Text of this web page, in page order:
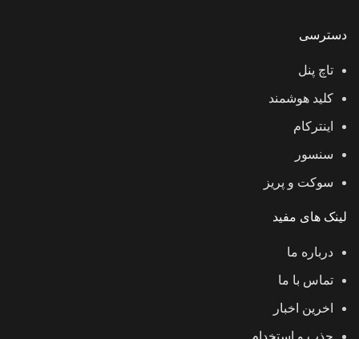
دسترسی
تاچ پنل
کلید هوشمند
اینترکام
سنسور
سوکت و پریز
لینک های مفید
درباره ما
تماس با ما
اخرین اخبار
جذب و استخدام